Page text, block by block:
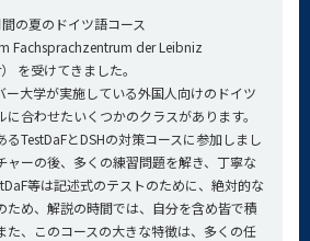
の夏のドイツ語コース
Fachsprachzentrum der Leibniz
を受けてきました。
ー大学が実施している外国人向けのドイツ
合わせたいくつかのクラスがあります。
TestDaFとDSHの対策コースに参加しまし
ャーの後、多くの練習問題を解き、丁寧な
等は記述式のテストのために、絶対的な
ため、解説の時間では、自分を含め皆で積
た、このコースの大きな特徴は、多くの任